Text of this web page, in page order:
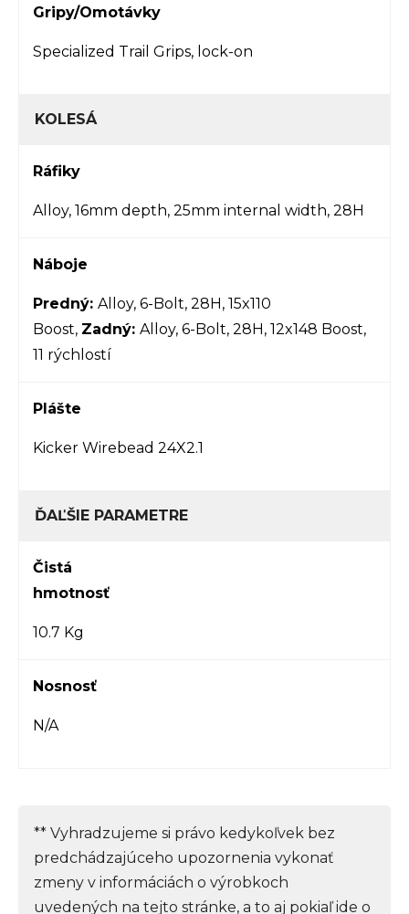
Gripy/Omotávky
Specialized Trail Grips, lock-on
KOLESÁ
Ráfiky
Alloy, 16mm depth, 25mm internal width, 28H
Náboje
Predný: Alloy, 6-Bolt, 28H, 15x110
Boost, Zadný: Alloy, 6-Bolt, 28H, 12x148 Boost,
11 rýchlostí
Plášte
Kicker Wirebead 24X2.1
ĎAĽŠIE PARAMETRE
Čistá
hmotnosť
10.7 Kg
Nosnosť
N/A
** Vyhradzujeme si právo kedykoľvek bez
predchádzajúceho upozornenia vykonať
zmeny v informáciách o výrobkoch
uvedených na tejto stránke, a to aj pokiaľ ide o